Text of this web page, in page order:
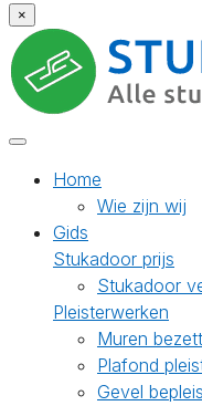
×
Home
Wie zijn wij
Gids
Stukadoor prijs
Stukadoor
Pleisterwerken
Muren
Plafond
Gevel